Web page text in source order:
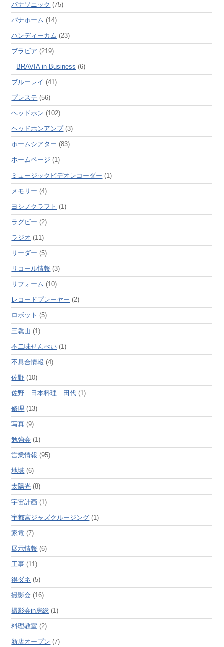
パナソニック (75)
パナホーム (14)
ハンディーカム (23)
ブラビア (219)
BRAVIA in Business (6)
ブルーレイ (41)
プレステ (56)
ヘッドホン (102)
ヘッドホンアンプ(3)
ホームシアター (83)
ホームページ (1)
ミュージックビデオレコーダー (1)
メモリー (4)
ヨシノクラフト (1)
ラグビー (2)
ラジオ (11)
リーダー (5)
リコール情報 (3)
リフォーム (10)
レコードプレーヤー (2)
ロボット (5)
三毳山 (1)
不二味せんべい (1)
不具合情報 (4)
佐野 (10)
佐野 日本料理 田代 (1)
修理 (13)
写真 (9)
勉強会 (1)
営業情報 (95)
地域 (6)
太陽光 (8)
宇宙計画 (1)
宇都宮ジャズクルージング (1)
家電 (7)
展示情報 (6)
工事 (11)
得ダネ (5)
撮影会 (16)
撮影会in房総 (1)
料理教室 (2)
新店オープン (7)